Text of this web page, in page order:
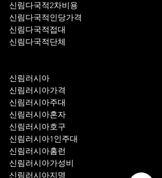
신림다국적2차비용
신림다국적인당가격
신림다국적접대
신림다국적단체
신림러시아
신림러시아가격
신림러시아주대
신림러시아혼자
신림러시아호구
신림러시아1인주대
신림러시아홈런
신림러시아가성비
신림러시아지명